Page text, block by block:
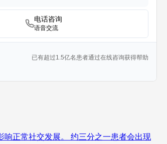
电话咨询
语音交流
已有超过1.5亿名患者通过在线咨询获得帮助
正常社交发展。 约三分之一患者会出现